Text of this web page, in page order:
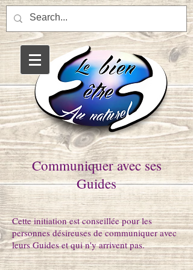
Saint-Affrique énergéticien
magnétisme massage soin
énergétique balade
enrgétique etre de la nature
Communiquer avec ses
Guides
Cette initiation est conseillée pour les
personnes désireuses de communiquer avec
leurs Guides et qui n'y arrivent pas.